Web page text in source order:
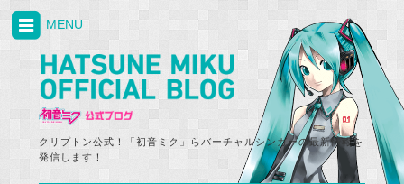
クリプトン公式！「初音ミク」らバーチャルシンガーの最新情報を
発信します！
MENU